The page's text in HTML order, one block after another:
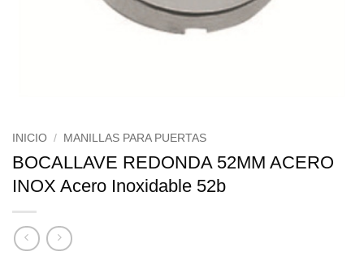
INICIO / MANILLAS PARA PUERTAS
BOCALLAVE REDONDA 52MM ACERO
INOX Acero Inoxidable 52b